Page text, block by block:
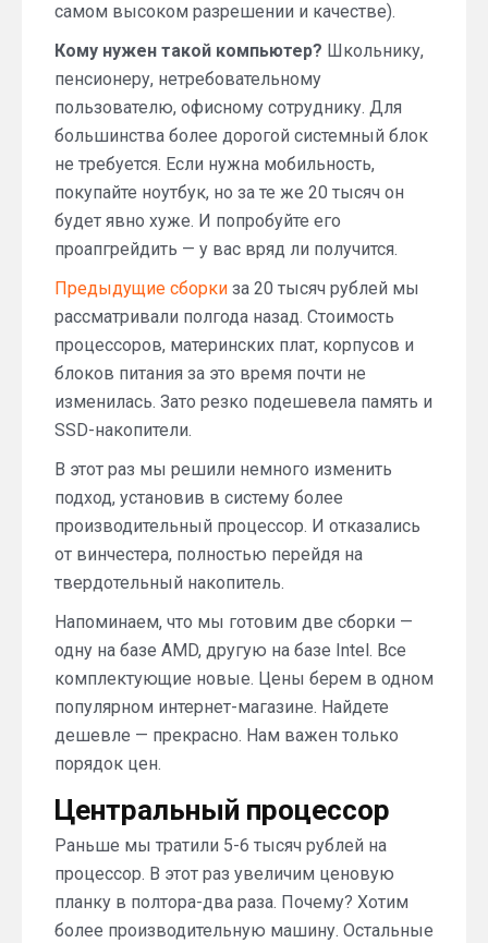
самом высоком разрешении и качестве).
Кому нужен такой компьютер? Школьнику,
пенсионеру, нетребовательному
пользователю, офисному сотруднику. Для
большинства более дорогой системный блок
не требуется. Если нужна мобильность,
покупайте ноутбук, но за те же 20 тысяч он
будет явно хуже. И попробуйте его
проапгрейдить — у вас вряд ли получится.
Предыдущие сборки за 20 тысяч рублей мы
рассматривали полгода назад. Стоимость
процессоров, материнских плат, корпусов и
блоков питания за это время почти не
изменилась. Зато резко подешевела память и
SSD-накопители.
В этот раз мы решили немного изменить
подход, установив в систему более
производительный процессор. И отказались
от винчестера, полностью перейдя на
твердотельный накопитель.
Напоминаем, что мы готовим две сборки —
одну на базе AMD, другую на базе Intel. Все
комплектующие новые. Цены берем в одном
популярном интернет-магазине. Найдете
дешевле — прекрасно. Нам важен только
порядок цен.
Центральный процессор
Раньше мы тратили 5-6 тысяч рублей на
процессор. В этот раз увеличим ценовую
планку в полтора-два раза. Почему? Хотим
более производительную машину. Остальные